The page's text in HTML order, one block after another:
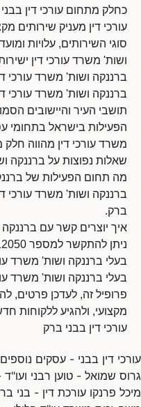
כחלק מתחום עורכי דין
עורכי דין מעניק שירותים
סוגי השירותים, עלויות
ושות' משרד עורכי דין
ברננקה ושות' משרד עורכי
ברננקה ושות' משרד עורכי
תושבי העיר והיישובים
הפעילות בישראל בתחומי
משרד עורכי דין מהווה
שאלות נפוצות על ברננקה
מה תחום הפעילות של
ברננקה ושות' משרד עורכי
ברק.
איך יוצרים קשר עם ברננקה
ניתן להתקשר למספר 0775612050.
בעלי ברננקה ושות' משרד
בעלי ברננקה ושות' משרד
פרופיל זה, לעדכן פרטים,
מקצועי, ולהגיע ללקוחות
עורכי דין בבני ברק
עורכי דין בבני - עסקים נוספים
גרוס שמואל - טוען רבני
מיכל פרנקו עורכת דין - בני